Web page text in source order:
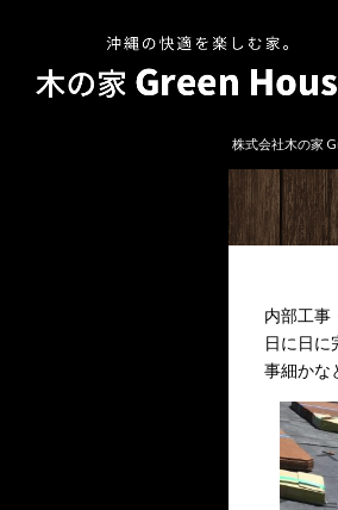
株式会社木の家
内部工事
日に日に
事細かな